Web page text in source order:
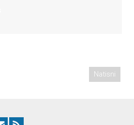
Natisni